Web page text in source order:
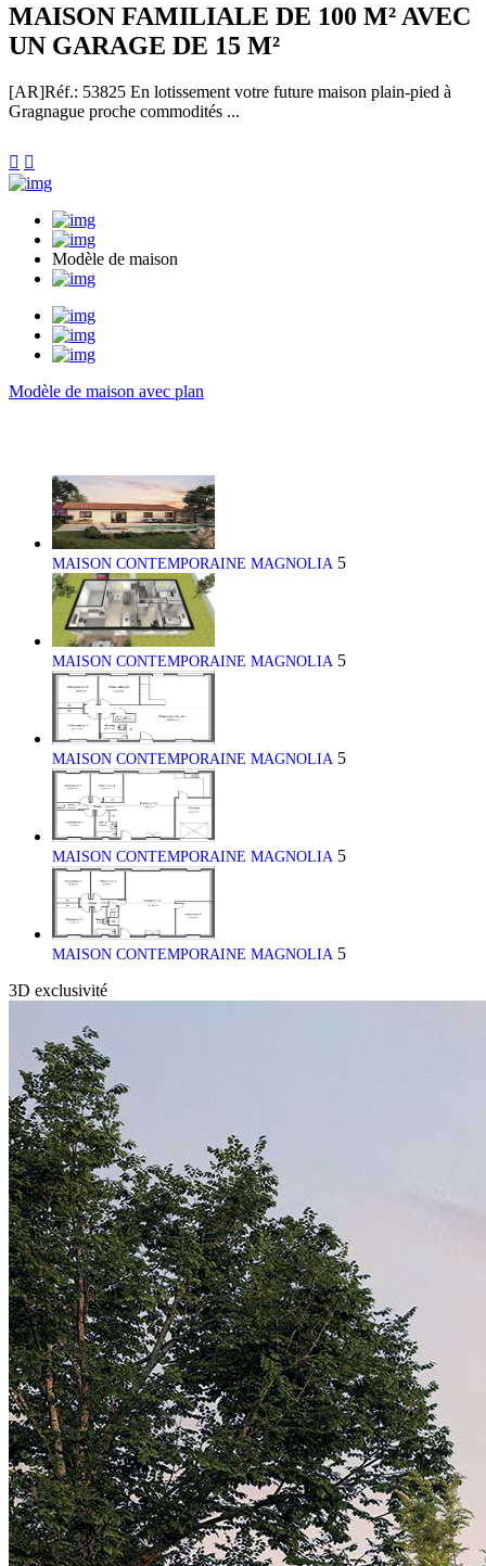
MAISON FAMILIALE DE 100 M² AVEC
UN GARAGE DE 15 M²
[AR]Réf.: 53825 En lotissement votre future maison plain-pied à
Gragnague proche commodités ...
 
Modèle de maison
Modèle de maison avec plan
MAISON CONTEMPORAINE MAGNOLIA 5
MAISON CONTEMPORAINE MAGNOLIA 5
MAISON CONTEMPORAINE MAGNOLIA 5
MAISON CONTEMPORAINE MAGNOLIA 5
MAISON CONTEMPORAINE MAGNOLIA 5
3D exclusivité